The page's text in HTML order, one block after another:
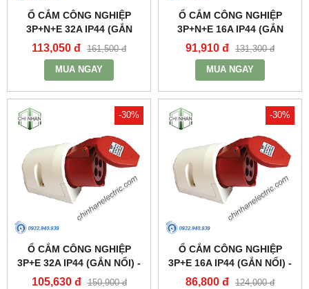
Ổ CẮM CÔNG NGHIỆP
3P+N+E 32A IP44 (GẮN
NỔI) - MPN125 - MPE
113,050 đ 161,500 đ
MUA NGAY
Ổ CẮM CÔNG NGHIỆP
3P+N+E 16A IP44 (GẮN
NỔI) - MPN115 - MPE
91,910 đ 131,300 đ
MUA NGAY
-30%
Ổ CẮM CÔNG NGHIỆP
3P+E 32A IP44 (GẮN NỔI) -
MPN124 - MPE
105,630 đ 150,900 đ
-30%
Ổ CẮM CÔNG NGHIỆP
3P+E 16A IP44 (GẮN NỔI) -
MPN114 - MPE
86,800 đ 124,000 đ